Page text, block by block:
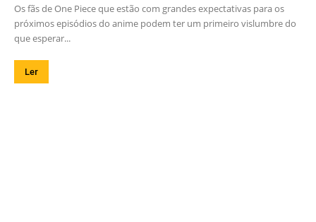
Os fãs de One Piece que estão com grandes expectativas para os
próximos episódios do anime podem ter um primeiro vislumbre do
que esperar...
Ler